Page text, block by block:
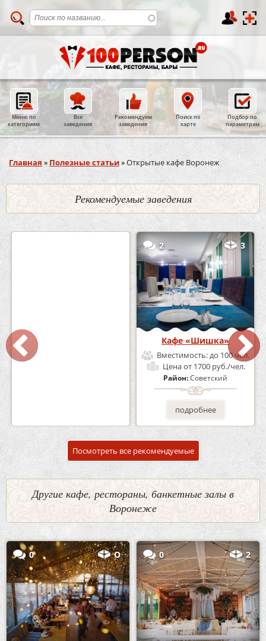
Меню по
категориям
Все
заведения
Рекомендуем
заведения
Поиск по
карте
Подбор по
параметрам
Вы здесь
Главная » Полезные статьи»Открытые кафе Воронеж
Рекомендуемые заведения
Кафе-Бар Бермуды
Вместимость:
2 3
Кафе «Шишка»
Вместимость:до 100 чел.
Ценаот 1700 руб./чел.
Район:Советский
подробнее
Посмотреть все рекомендуемые
Другие кафе, рестораны, банкетные залы в
Воронеже
0 О 0 2